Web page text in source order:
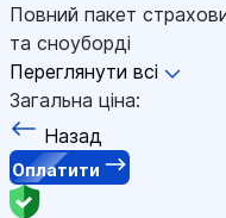
Повний пакет
та сноуборді
Переглянути всі
Загальна ціна:
Назад
Оплатити